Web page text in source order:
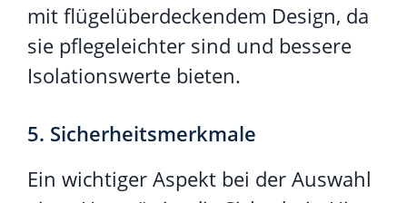
mit flügelüberdeckendem Design, da
sie pflegeleichter sind und bessere
Isolationswerte bieten.
5. Sicherheitsmerkmale
Ein wichtiger Aspekt bei der Auswahl